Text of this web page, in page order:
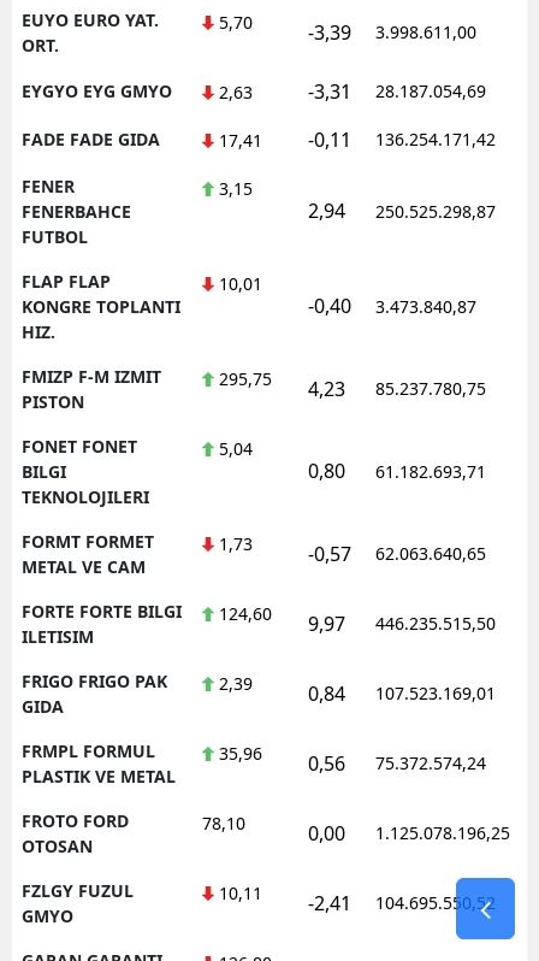
EUYO EURO YAT.
ORT.
5,70 -3,39 3.998.611,00
EYGYO EYG GMYO 2,63 -3,31 28.187.054,69
FADE FADE GIDA 17,41 -0,11 136.254.171,42
FENER
FENERBAHCE
FUTBOL
3,15
2,94 250.525.298,87
FLAP FLAP
KONGRE TOPLANTI
HIZ.
10,01
-0,40 3.473.840,87
FMIZP F-M IZMIT
PISTON
295,75 4,23 85.237.780,75
FONET FONET
BILGI
TEKNOLOJILERI
5,04
0,80 61.182.693,71
FORMT FORMET
METAL VE CAM
1,73 -0,57 62.063.640,65
FORTE FORTE BILGI
ILETISIM
124,60 9,97 446.235.515,50
FRIGO FRIGO PAK
GIDA
2,39 0,84 107.523.169,01
FRMPL FORMUL
PLASTIK VE METAL
35,96 0,56 75.372.574,24
FROTO FORD
OTOSAN
78,10 0,00 1.125.078.196,25
FZLGY FUZUL
GMYO
10,11 -2,41 104.695.550,52